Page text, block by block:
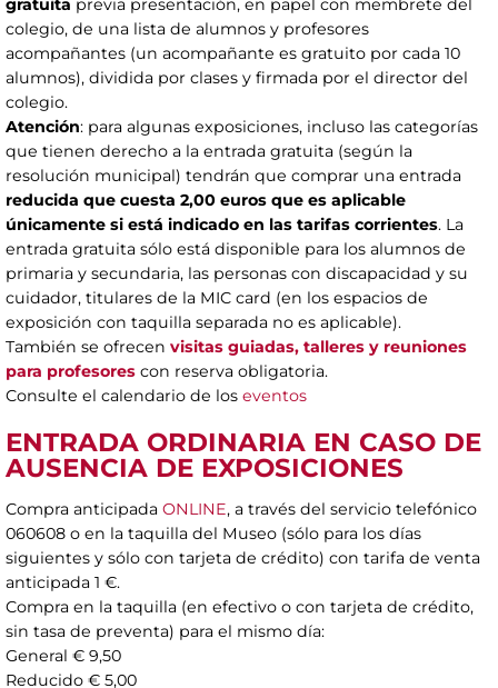
colegio, de una lista de alumnos y profesores
acompañantes (un acompañante es gratuito por cada 10
alumnos), dividida por clases y firmada por el director del
colegio.
Atención: para algunas exposiciones, incluso las categorías
que tienen derecho a la entrada gratuita (según la
resolución municipal) tendrán que comprar una entrada
reducida que cuesta 2,00 euros que es aplicable
únicamente si está indicado en las tarifas corrientes. La
entrada gratuita sólo está disponible para los alumnos de
primaria y secundaria, las personas con discapacidad y su
cuidador, titulares de la MIC card (en los espacios de
exposición con taquilla separada no es aplicable).
También se ofrecen visitas guiadas, talleres y reuniones
para profesores con reserva obligatoria.
Consulte el calendario de los eventos
ENTRADA ORDINARIA EN CASO DE
AUSENCIA DE EXPOSICIONES
Compra anticipada ONLINE, a través del servicio telefónico
060608 o en la taquilla del Museo (sólo para los días
siguientes y sólo con tarjeta de crédito) con tarifa de venta
anticipada 1 €.
Compra en la taquilla (en efectivo o con tarjeta de crédito,
sin tasa de preventa) para el mismo día:
General € 9,50
Reducido € 5,00